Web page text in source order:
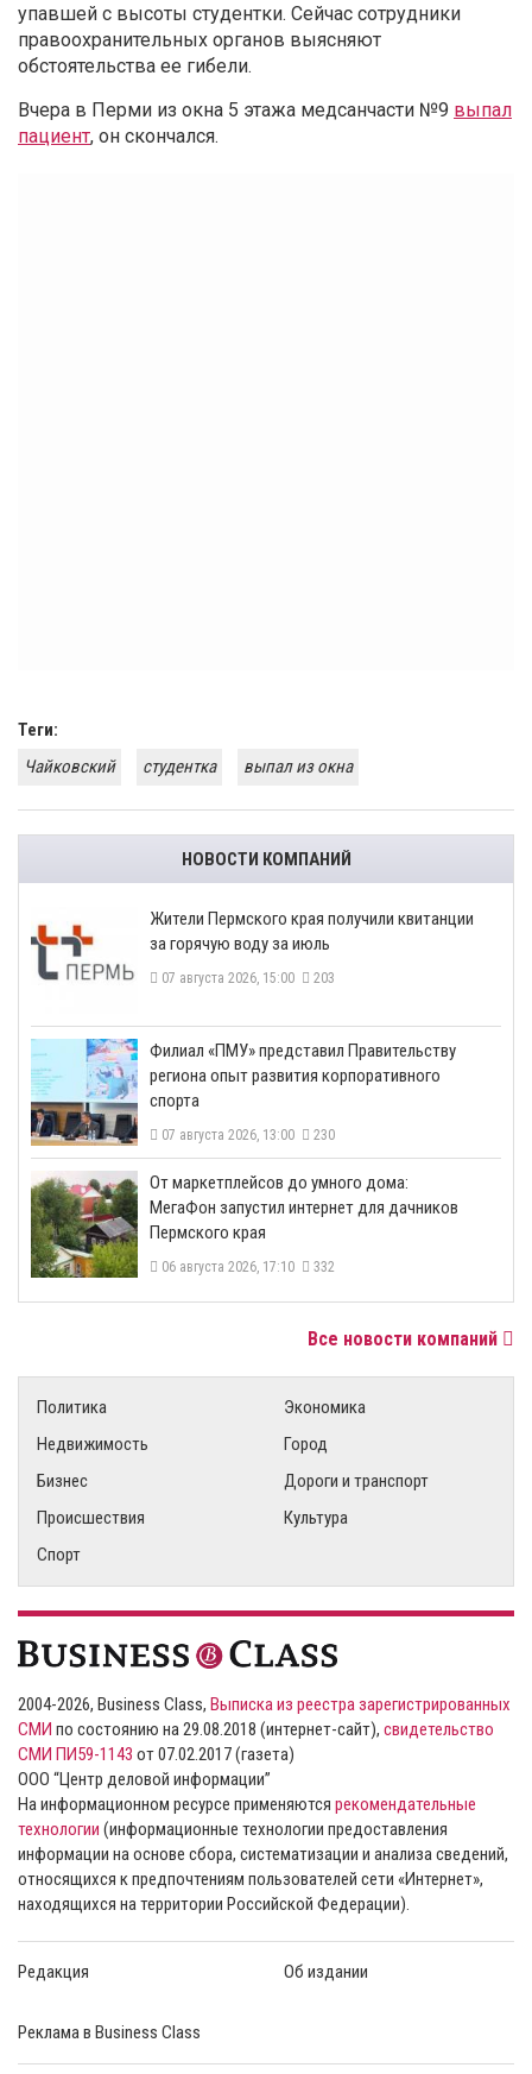
упавшей с высоты студентки. Сейчас сотрудники
правоохранительных органов выясняют
обстоятельства ее гибели.
Вчера в Перми из окна 5 этажа медсанчасти №9 выпал
пациент, он скончался.
Теги:
Чайковский
студентка выпал из окна
НОВОСТИ КОМПАНИЙ
​Жители Пермского края получили квитанции
за горячую воду за июль
07 августа 2026, 15:00 203
​Филиал «ПМУ» представил Правительству
региона опыт развития корпоративного
спорта
07 августа 2026, 13:00 230
От маркетплейсов до умного дома:
МегаФон запустил интернет для дачников
Пермского края
06 августа 2026, 17:10 332
Все новости компаний
Политика
Экономика
Недвижимость
Город
Бизнес
Дороги и транспорт
Происшествия
Культура
Спорт
2004-2026, Business Class, Выписка из реестра зарегистрированных
СМИ по состоянию на 29.08.2018 (интернет-сайт), свидетельство
СМИ ПИ59-1143 от 07.02.2017 (газета)
ООО “Центр деловой информации”
На информационном ресурсе применяются рекомендательные
технологии (информационные технологии предоставления
информации на основе сбора, систематизации и анализа сведений,
относящихся к предпочтениям пользователей сети «Интернет»,
находящихся на территории Российской Федерации).
Редакция Об издании
Реклама в Business Class